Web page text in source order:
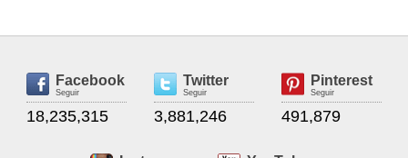
Facebook
Seguir
18,235,315
Twitter
Seguir
3,881,246
Pinterest
Seguir
491,879